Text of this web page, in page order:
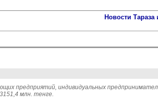
Новости
предприятий, индивидуальных
млн. тенге.